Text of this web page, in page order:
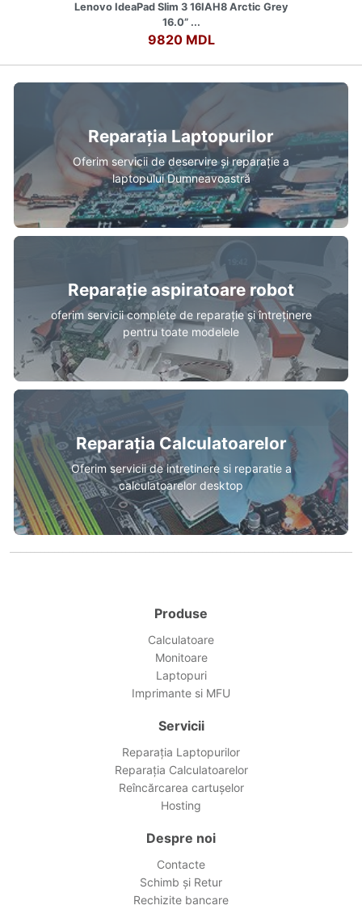
Lenovo IdeaPad Slim 3 16IAH8 Arctic Grey
16.0” ...
9820 MDL
Reparația Laptopurilor
Oferim servicii de deservire și reparație a
laptopului Dumneavoastră
Reparație aspiratoare robot
oferim servicii complete de reparație și întreținere
pentru toate modelele
Reparația Calculatoarelor
Oferim servicii de intretinere si reparatie a
calculatoarelor desktop
Produse
Calculatoare
Monitoare
Laptopuri
Imprimante si MFU
Servicii
Reparația Laptopurilor
Reparația Calculatoarelor
Reîncărcarea cartușelor
Hosting
Despre noi
Contacte
Schimb și Retur
Rechizite bancare